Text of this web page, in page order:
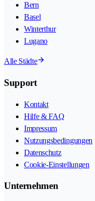
Bern
Basel
Winterthur
Lugano
Alle Städte
Support
Kontakt
Hilfe & FAQ
Impressum
Nutzungsbedingungen
Datenschutz
Cookie-Einstellungen
Unternehmen